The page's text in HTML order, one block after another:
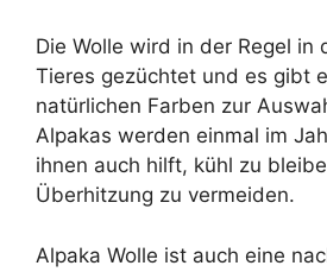
Die Wolle wird in der Regel in
Tieres gezüchtet und es gibt
natürlichen Farben zur
Alpakas werden einmal im
ihnen auch hilft, kühl zu
Überhitzung zu vermeiden.
Alpaka Wolle ist auch eine